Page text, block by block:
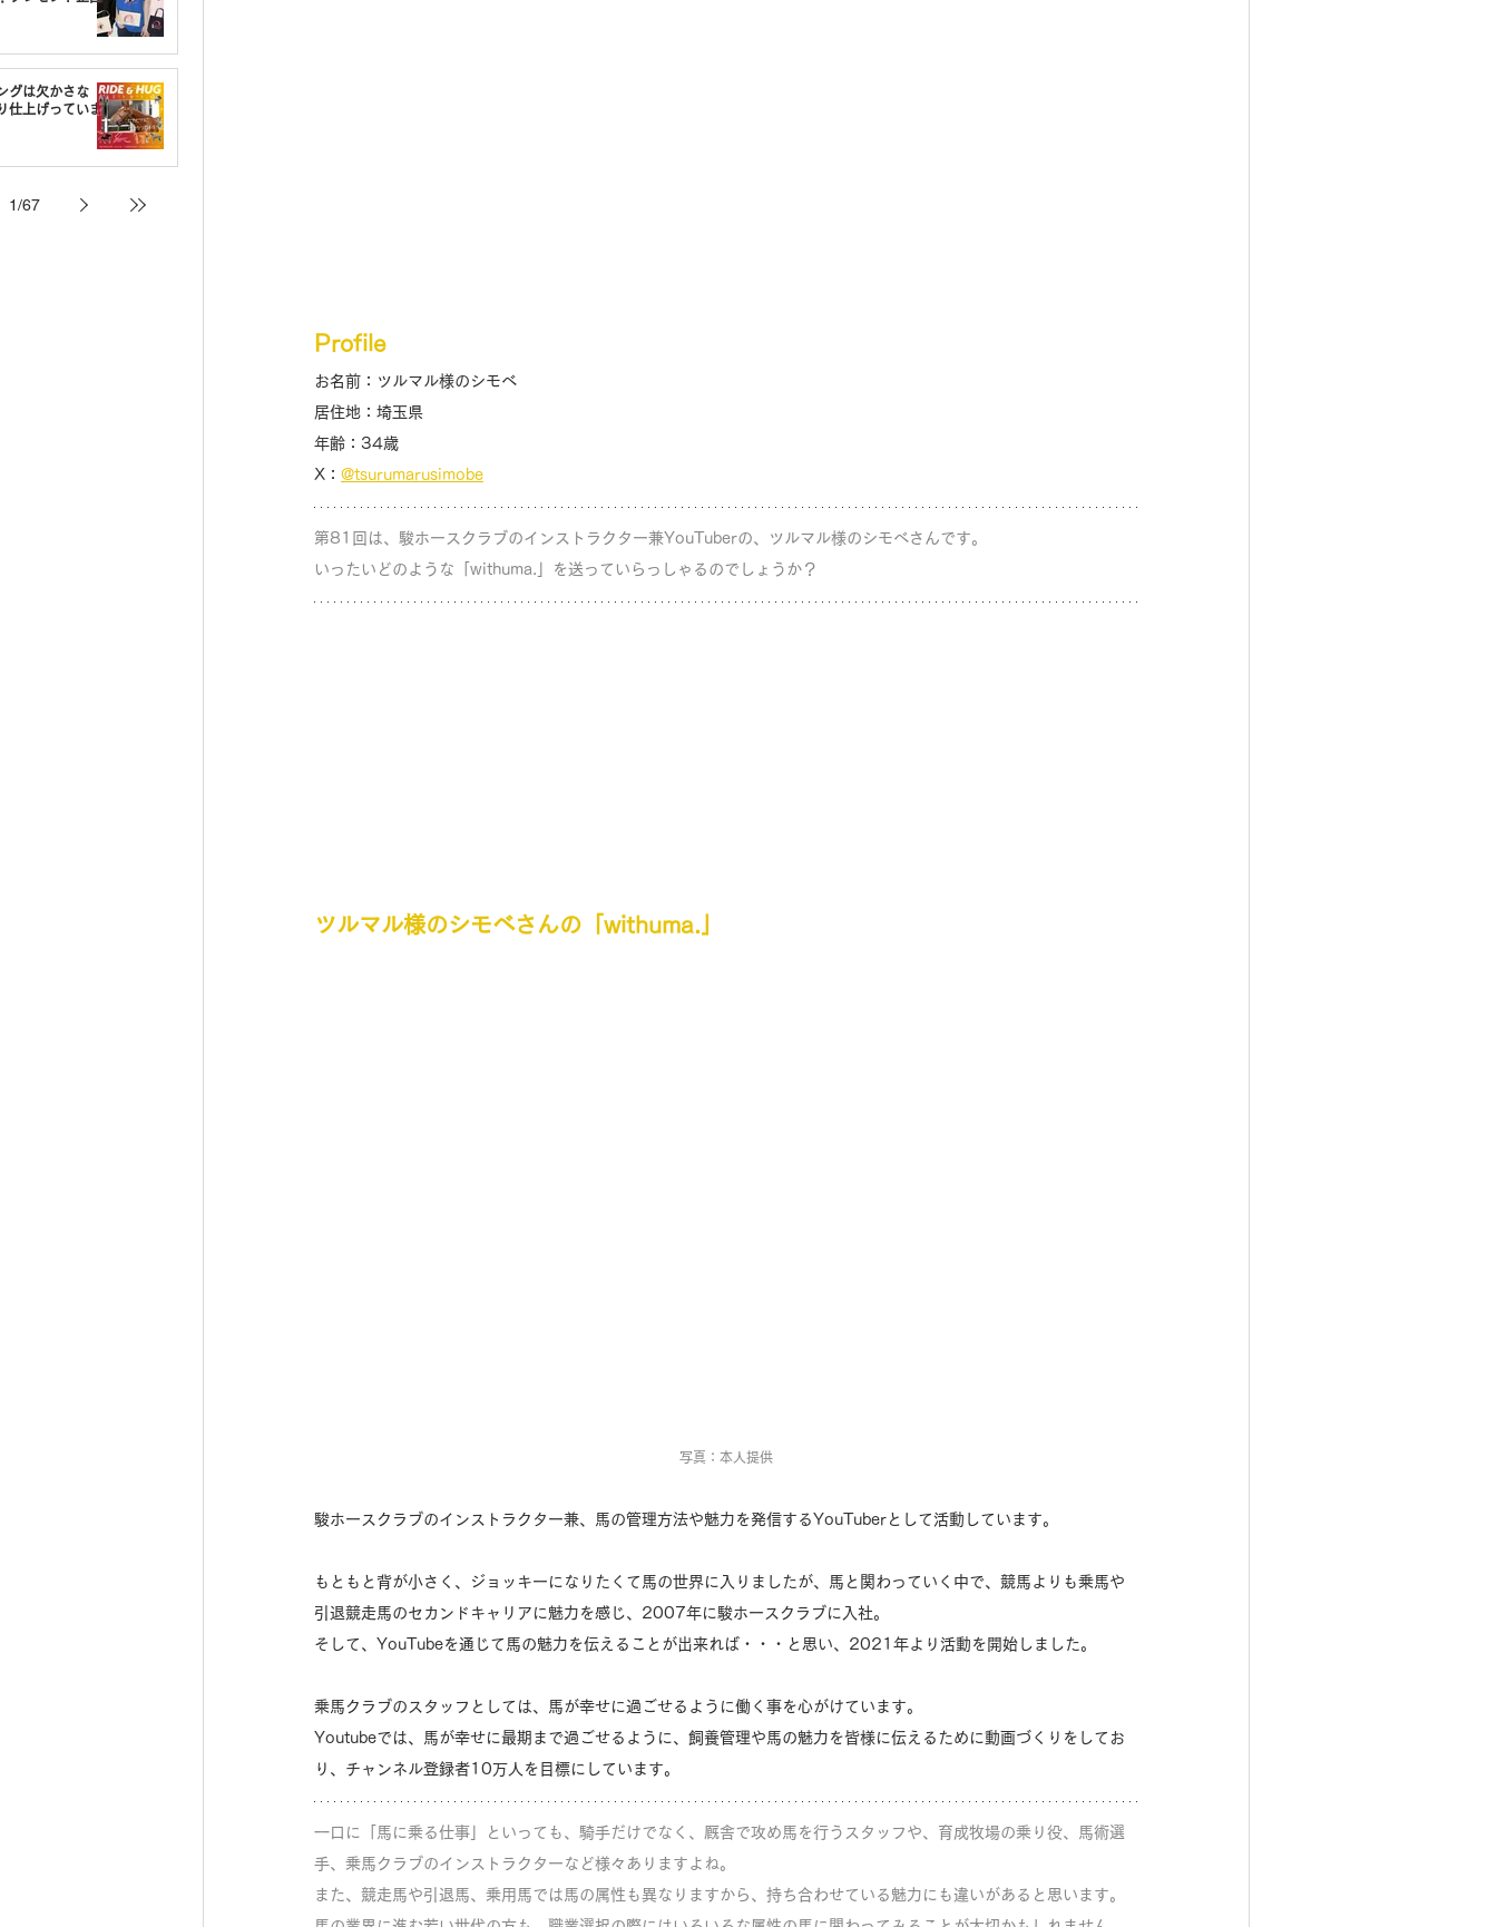
グは欠かさな
仕上げっていま
1/67
Profile
お名前：ツルマル様のシモベ
居住地：埼玉県
年齢：34歳
X： @tsurumarusimobe
第81回は、駿ホースクラブのインストラクター兼YouTuberの、ツルマル様のシモベさんです。
いったいどのような「withuma.」を送っていらっしゃるのでしょうか？
ツルマル様のシモベさんの「withuma.」
写真：本人提供
駿ホースクラブのインストラクター兼、馬の管理方法や魅力を発信するYouTuberとして活動しています。
もともと背が小さく、ジョッキーになりたくて馬の世界に入りましたが、馬と関わっていく中で、競馬よりも乗馬や
引退競走馬のセカンドキャリアに魅力を感じ、2007年に駿ホースクラブに入社。
そして、YouTubeを通じて馬の魅力を伝えることが出来れば・・・と思い、2021年より活動を開始しました。
乗馬クラブのスタッフとしては、馬が幸せに過ごせるように働く事を心がけています。
Youtubeでは、馬が幸せに最期まで過ごせるように、飼養管理や馬の魅力を皆様に伝えるために動画づくりをしてお
り、チャンネル登録者10万人を目標にしています。
一口に「馬に乗る仕事」といっても、騎手だけでなく、厩舎で攻め馬を行うスタッフや、育成牧場の乗り役、馬術選
手、乗馬クラブのインストラクターなど様々ありますよね。
また、競走馬や引退馬、乗用馬では馬の属性も異なりますから、持ち合わせている魅力にも違いがあると思います。